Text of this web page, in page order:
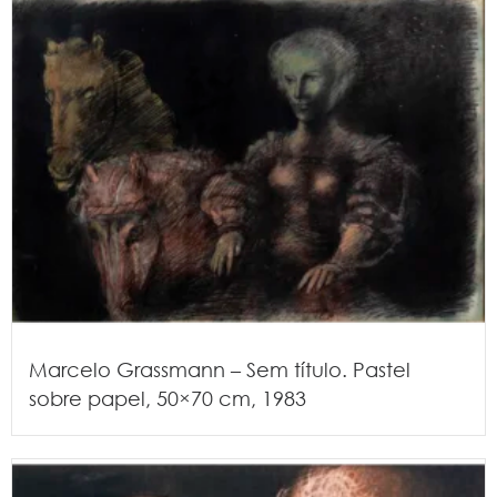
Marcelo Grassmann – Sem título. Pastel
sobre papel, 50×70 cm, 1983